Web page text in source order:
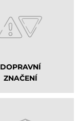
DOPRAVNÍ
ZNAČENÍ